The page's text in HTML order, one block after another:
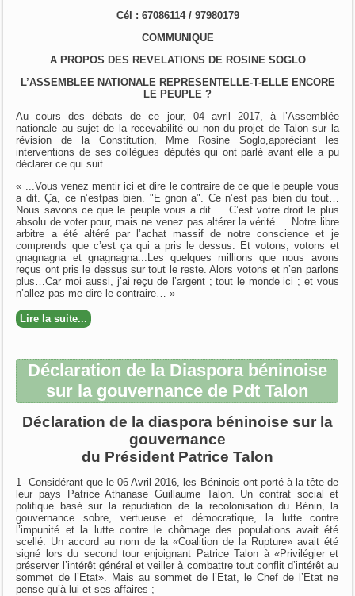
Cél : 67086114 / 97980179
COMMUNIQUE
A PROPOS DES REVELATIONS DE ROSINE SOGLO
L’ASSEMBLEE NATIONALE REPRESENTELLE-T-ELLE ENCORE
LE PEUPLE ?
Au cours des débats de ce jour, 04 avril 2017, à l’Assemblée
nationale au sujet de la recevabilité ou non du projet de Talon sur la
révision de la Constitution, Mme Rosine Soglo,appréciant les
interventions de ses collègues députés qui ont parlé avant elle a pu
déclarer ce qui suit
« ...Vous venez mentir ici et dire le contraire de ce que le peuple vous
a dit. Ça, ce n’estpas bien. "E gnon a". Ce n’est pas bien du tout…
Nous savons ce que le peuple vous a dit…. C’est votre droit le plus
absolu de voter pour, mais ne venez pas altérer la vérité…. Notre libre
arbitre a été altéré par l’achat massif de notre conscience et je
comprends que c’est ça qui a pris le dessus. Et votons, votons et
gnagnagna et gnagnagna...Les quelques millions que nous avons
reçus ont pris le dessus sur tout le reste. Alors votons et n’en parlons
plus…Car moi aussi, j’ai reçu de l’argent ; tout le monde ici ; et vous
n’allez pas me dire le contraire… »
Lire la suite...
Déclaration de la Diaspora béninoise
sur la gouvernance de Pdt Talon
Déclaration de la diaspora béninoise sur la
gouvernance
du Président Patrice Talon
1- Considérant que le 06 Avril 2016, les Béninois ont porté à la tête de
leur pays Patrice Athanase Guillaume Talon. Un contrat social et
politique basé sur la répudiation de la recolonisation du Bénin, la
gouvernance sobre, vertueuse et démocratique, la lutte contre
l’impunité et la lutte contre le chômage des populations avait été
scellé. Un accord au nom de la «Coalition de la Rupture» avait été
signé lors du second tour enjoignant Patrice Talon à «Privilégier et
préserver l’intérêt général et veiller à combattre tout conflit d’intérêt au
sommet de l’Etat». Mais au sommet de l’Etat, le Chef de l’Etat ne
pense qu’à lui et ses affaires ;